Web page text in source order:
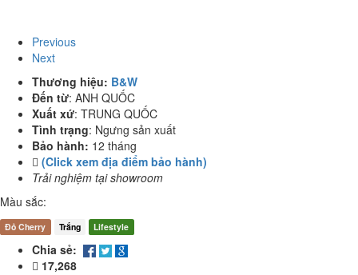
Previous
Next
Thương hiệu: B&W
Đến từ: ANH QUỐC
Xuất xứ: TRUNG QUỐC
Tình trạng: Ngưng sản xuất
Bảo hành: 12 tháng
(Click xem địa điểm bảo hành)
Trải nghiệm tại showroom
Màu sắc:
Đỏ Cherry Trắng Lifestyle
Chia sẻ:
17,268